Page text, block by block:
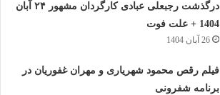
درگذشت رجبعلی عبادی کارگردان مشهور ۲۴ آبان
1404 + علت فوت
26 آبان 1404
فیلم رقص محمود شهریاری و مهران غفوریان در
برنامه شفرونی